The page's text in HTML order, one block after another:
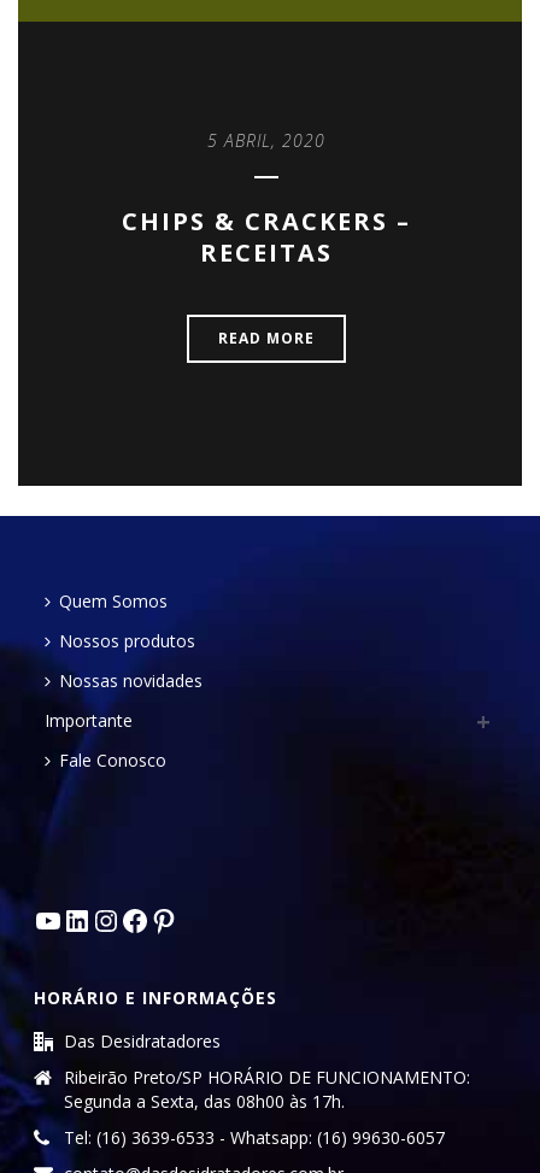
5 ABRIL, 2020
CHIPS & CRACKERS –
RECEITAS
READ MORE
Quem Somos
Nossos produtos
Nossas novidades
Importante
Fale Conosco
Youtube
LinkedIn
Instagram
Facebook
Pinterest
HORÁRIO E INFORMAÇÕES
Das Desidratadores
Ribeirão Preto/SP HORÁRIO DE FUNCIONAMENTO:
Segunda a Sexta, das 08h00 às 17h.
Tel: (16) 3639-6533 - Whatsapp: (16) 99630-6057